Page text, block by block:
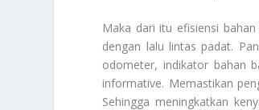
Maka dari itu efisiensi
dengan lalu lintas padat.
odometer, indikator bahan
informative. Memastikan
Sehingga meningkatkan